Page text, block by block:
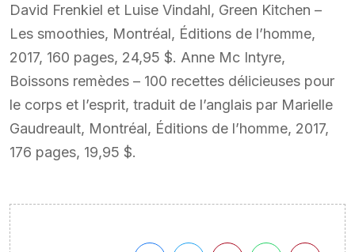
David Frenkiel et Luise Vindahl, Green Kitchen –
Les smoothies, Montréal, Éditions de l’homme,
2017, 160 pages, 24,95 $. Anne Mc Intyre,
Boissons remèdes – 100 recettes délicieuses pour
le corps et l’esprit, traduit de l’anglais par Marielle
Gaudreault, Montréal, Éditions de l’homme, 2017,
176 pages, 19,95 $.